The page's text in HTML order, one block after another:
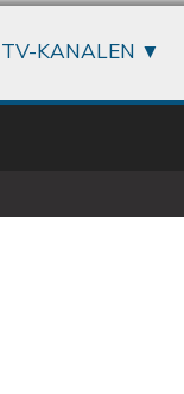
TV-KANALEN